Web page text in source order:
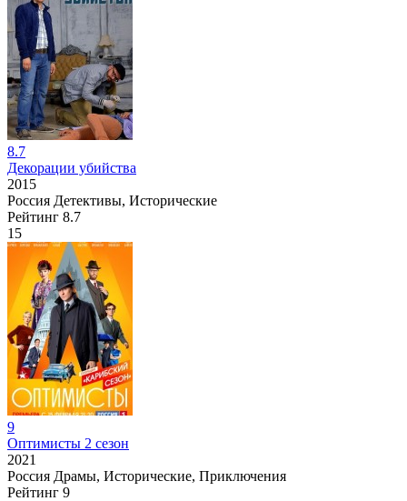
8.7
Декорации убийства
2015
Россия Детективы, Исторические
Рейтинг 8.7
15
9
Оптимисты 2 сезон
2021
Россия Драмы, Исторические, Приключения
Рейтинг 9